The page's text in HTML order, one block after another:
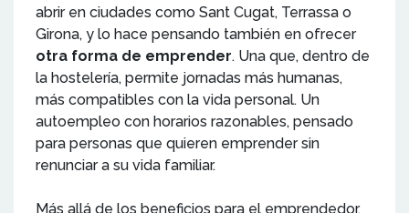
abrir en ciudades como Sant Cugat, Terrassa o
Girona, y lo hace pensando también en ofrecer
otra forma de emprender. Una que, dentro de
la hostelería, permite jornadas más humanas,
más compatibles con la vida personal. Un
autoempleo con horarios razonables, pensado
para personas que quieren emprender sin
renunciar a su vida familiar.
Más allá de los beneficios para el emprendedor,